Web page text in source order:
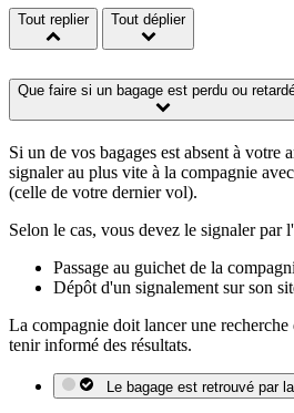
Tout replier Tout déplier
Que faire si un bagage est perdu ou
Si un de vos bagages est absent à votre
signaler au plus vite à la compagnie
(celle de votre dernier vol).
Selon le cas, vous devez le signaler par
Passage au guichet de la
Dépôt d'un signalement sur son
La compagnie doit lancer une recherche
tenir informé des résultats.
Le bagage est retrouvé par